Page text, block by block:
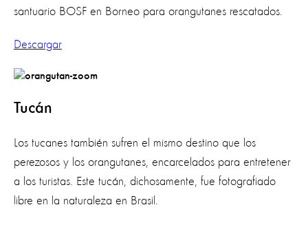
santuario BOSF en Borneo para orangutanes rescatados.
Descargar
Tucán
Los tucanes también sufren el mismo destino que los
perezosos y los orangutanes, encarcelados para entretener
a los turistas. Este tucán, dichosamente, fue fotografiado
libre en la naturaleza en Brasil.